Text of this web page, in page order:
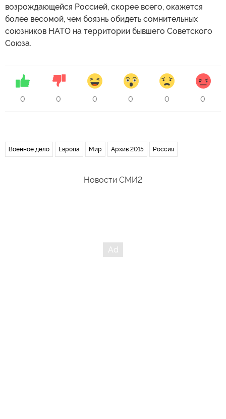
возрождающейся Россией, скорее всего, окажется
более весомой, чем боязнь обидеть сомнительных
союзников НАТО на территории бывшего Советского
Союза.
0 0 0 0 0 0
Военное дело Европа Мир Архив 2015 Россия
Новости СМИ2